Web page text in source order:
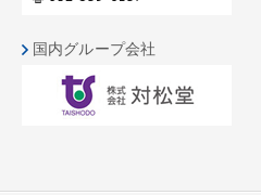
国内グループ会社